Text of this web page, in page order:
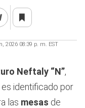
2026 08:39 p. m. EST
Neftaly “N”,
es identificado por
las mesas de